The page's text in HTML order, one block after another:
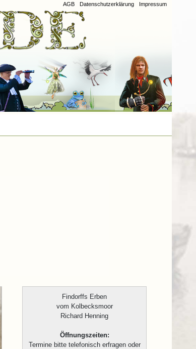
Impressum
Datenschutzerklärung
AGB
Findorffs Erben
vom Kolbecksmoor
Richard Henning
Öffnungszeiten:
Termine bitte telefonisch erfragen oder